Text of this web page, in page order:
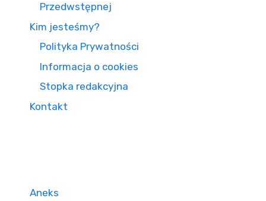
Przedwstępnej
Kim jesteśmy?
Polityka Prywatności
Informacja o cookies
Stopka redakcyjna
Kontakt
Aneks